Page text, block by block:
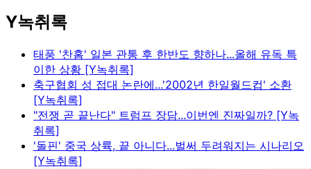
Y녹취록
태풍 '찬홈' 일본 관통 후 한반도 향하나...올해 유독 특
이한 상황 [Y녹취록]
축구협회 성 접대 논란에...'2002년 한일월드컵' 소환
[Y녹취록]
"전쟁 곧 끝난다" 트럼프 장담...이번엔 진짜일까? [Y녹
취록]
'돌핀' 중국 상륙, 끝 아니다...벌써 두려워지는 시나리오
[Y녹취록]